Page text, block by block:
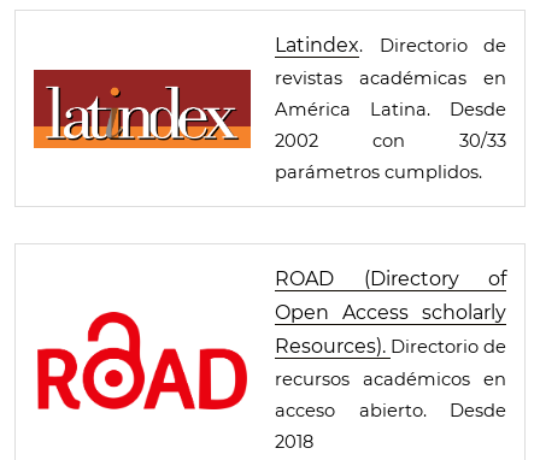
Latindex. Directorio de
revistas académicas en
América Latina. Desde
2002 con 30/33
parámetros cumplidos.
ROAD (Directory of
Open Access scholarly
Resources). Directorio de
recursos académicos en
acceso abierto. Desde
2018